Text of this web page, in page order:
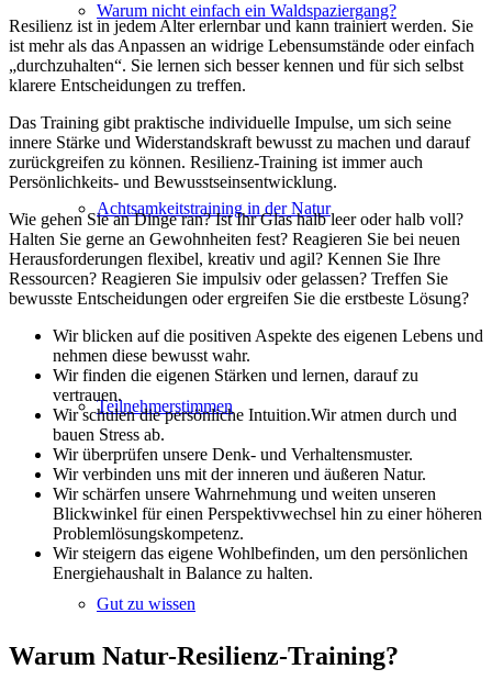
Warum nicht einfach ein Waldspaziergang?
Achtsamkeitstraining in der Natur
Teilnehmerstimmen
Gut zu wissen
Resilienz ist in jedem Alter erlernbar und kann trainiert werden. Sie
ist mehr als das Anpassen an widrige Lebensumstände oder einfach
„durchzuhalten“. Sie lernen sich besser kennen und für sich selbst
klarere Entscheidungen zu treffen.
Das Training gibt praktische individuelle Impulse, um sich seine
innere Stärke und Widerstandskraft bewusst zu machen und darauf
zurückgreifen zu können. Resilienz-Training ist immer auch
Persönlichkeits- und Bewusstseinsentwicklung.
Wie gehen Sie an Dinge ran? Ist Ihr Glas halb leer oder halb voll?
Halten Sie gerne an Gewohnheiten fest? Reagieren Sie bei neuen
Herausforderungen flexibel, kreativ und agil? Kennen Sie Ihre
Ressourcen? Reagieren Sie impulsiv oder gelassen? Treffen Sie
bewusste Entscheidungen oder ergreifen Sie die erstbeste Lösung?
Wir blicken auf die positiven Aspekte des eigenen Lebens und
nehmen diese bewusst wahr.
Wir finden die eigenen Stärken und lernen, darauf zu
vertrauen.
Wir schulen die persönliche Intuition.Wir atmen durch und
bauen Stress ab.
Wir überprüfen unsere Denk- und Verhaltensmuster.
Wir verbinden uns mit der inneren und äußeren Natur.
Wir schärfen unsere Wahrnehmung und weiten unseren
Blickwinkel für einen Perspektivwechsel hin zu einer höheren
Problemlösungskompetenz.
Wir steigern das eigene Wohlbefinden, um den persönlichen
Energiehaushalt in Balance zu halten.
Warum Natur-Resilienz-Training?